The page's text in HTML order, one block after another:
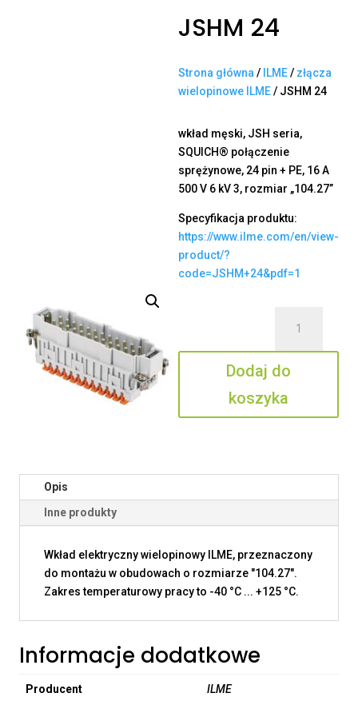
JSHM 24
Strona główna / ILME/ złącza
wielopinowe ILME/ JSHM 24
wkład męski, JSH seria,
SQUICH® połączenie
sprężynowe, 24 pin + PE, 16 A
500 V 6 kV 3, rozmiar „104.27”
Specyfikacja produktu:
https://www.ilme.com/en/view-
product/?
code=JSHM+24&pdf=1
JSHM
24
Dodaj do
koszyka
Opis
Inne produkty
Wkład elektryczny wielopinowy ILME, przeznaczony
do montażu w obudowach o rozmiarze "104.27".
Zakres temperaturowy pracy to -40 °C ... +125 °C.
Informacje dodatkowe
Producent ILME